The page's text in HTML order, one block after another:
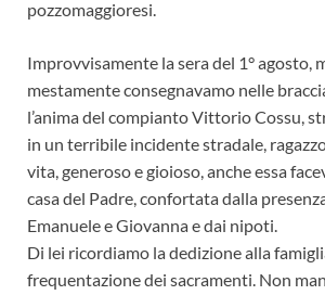
pozzomaggioresi.
Improvvisamente la sera del 1° agosto,
mestamente consegnavamo nelle
l’anima del compianto Vittorio Cossu,
in un terribile incidente stradale,
vita, generoso e gioioso, anche essa
casa del Padre, confortata dalla
Emanuele e Giovanna e dai nipoti.
Di lei ricordiamo la dedizione alla
frequentazione dei sacramenti. Non